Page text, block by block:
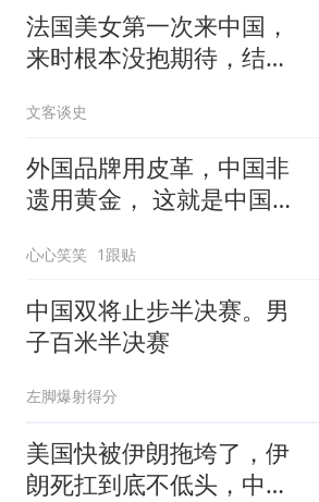
法国美女第一次来中国，
来时根本没抱期待，结果
文客谈史
外国品牌用皮革，中国非
遗用黄金， 这就是中国手
心心笑笑 1跟贴
中国双将止步半决赛。男
子百米半决赛
左脚爆射得分
美国快被伊朗拖垮了，伊
朗死扛到底不低头，中国